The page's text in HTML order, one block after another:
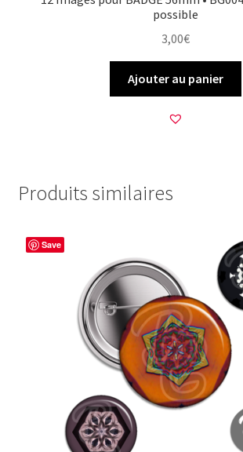
possible
3,00€
Ajouter au panier
Produits similaires
Save